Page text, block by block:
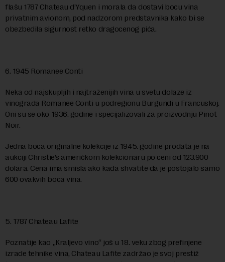
flašu 1787 Chateau d’Yquen i morala da dostavi bocu vina
privatnim avionom, pod nadzorom predstavnika kako bi se
obezbedila sigurnost retko dragocenog pića.
6. 1945 Romanee Conti
Neka od najskupljih i najtraženijih vina u svetu dolaze iz
vinograda Romanee Conti u podregionu Burgundi u Francuskoj.
Oni su se oko 1936. godine i specijalizovali za proizvodnju Pinot
Noir.
Jedna boca originalne kolekcije iz 1945. godine prodata je na
aukciji Christie’s američkom kolekcionaru po ceni od 123.900
dolara. Cena ima smisla ako kada shvatite da je postojalo samo
600 ovakvih boca vina.
5. 1787 Chateau Lafite
Poznatije kao „Kraljevo vino“ još u 18. veku zbog prefinjene
izrade tehnike vina, Chateau Lafite zadržao je svoj prestiž